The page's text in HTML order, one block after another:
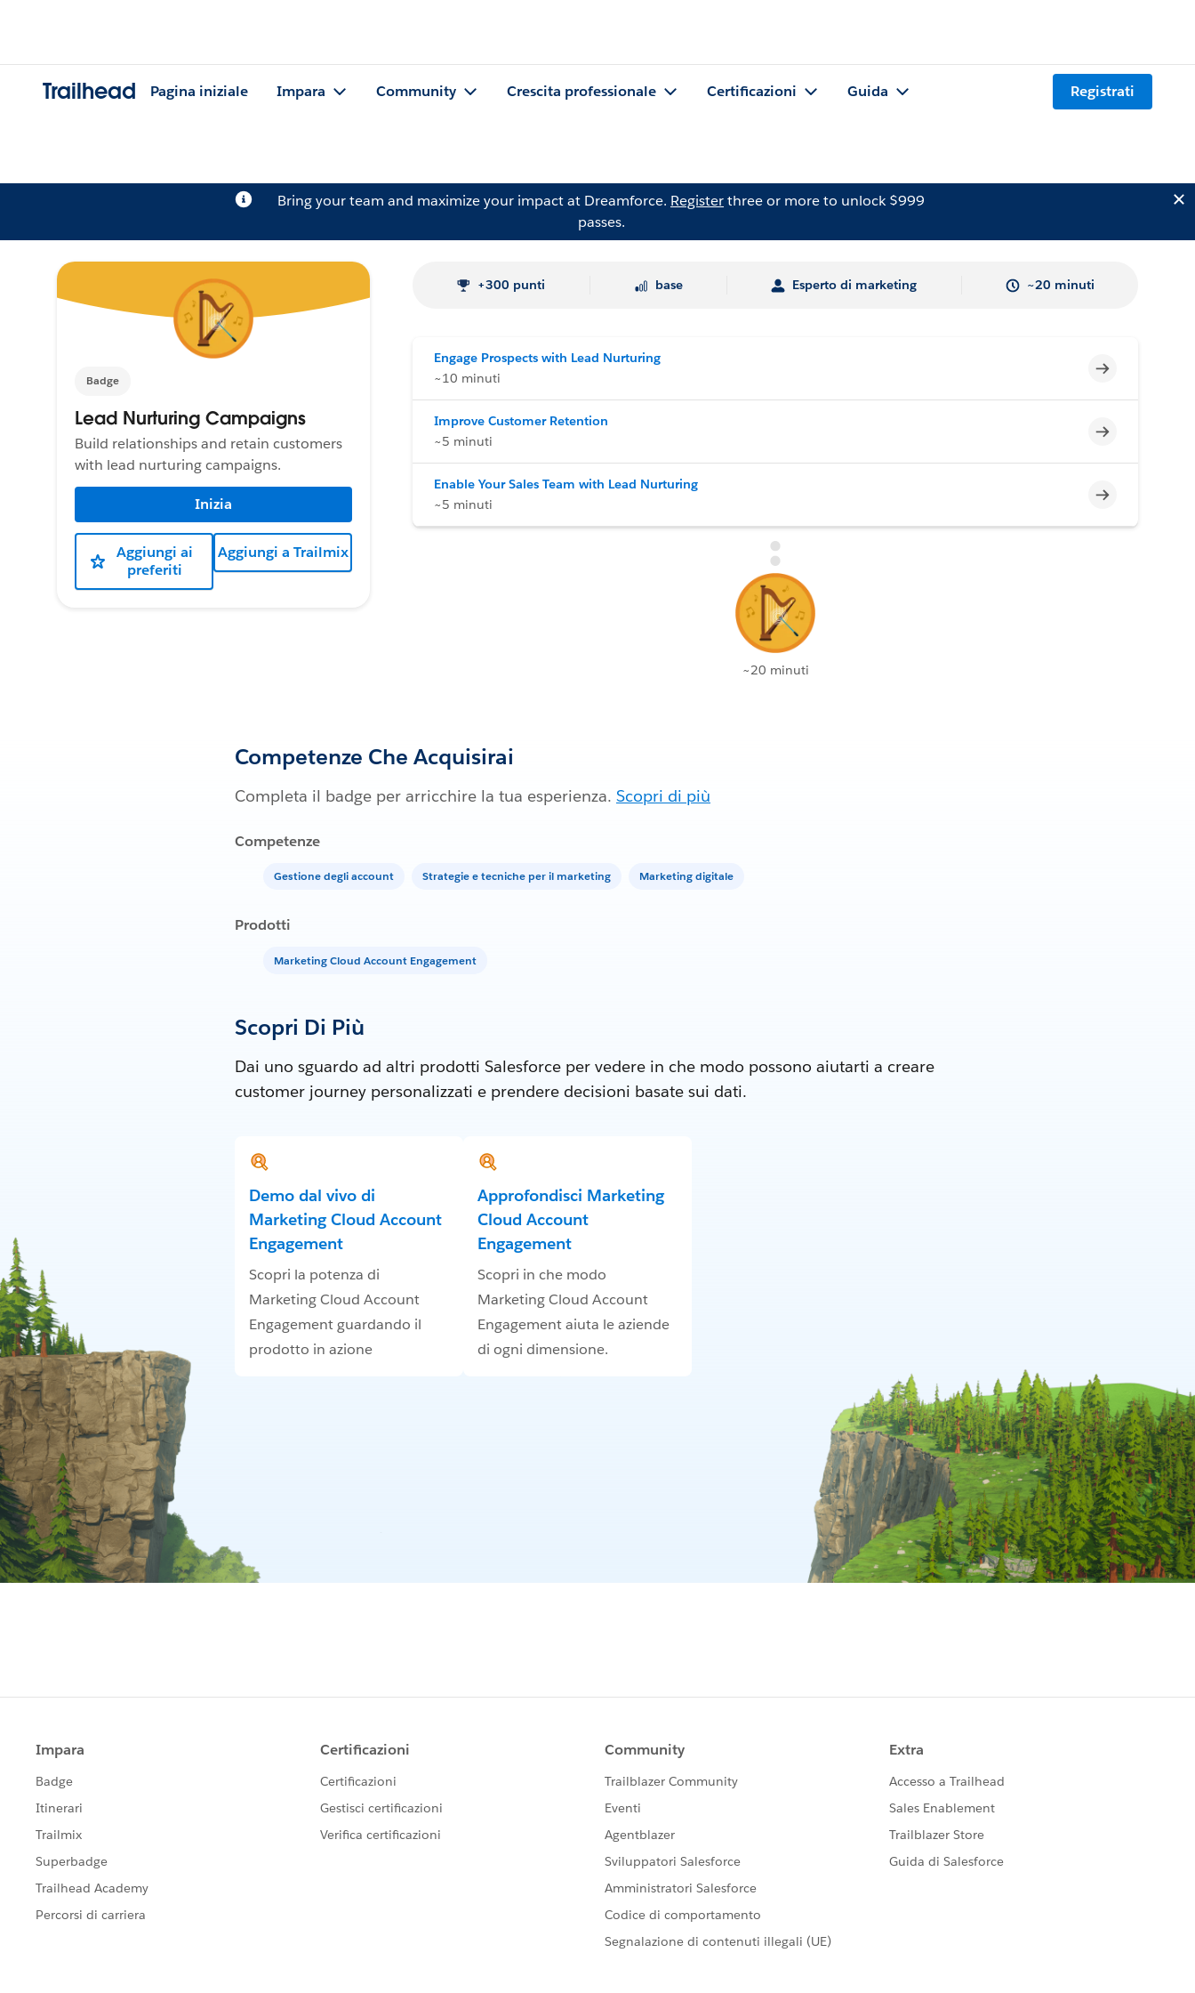
Trailhead Pagina iniziale Impara Community Crescita professionale Certificazioni Guida Registrati
Bring your team and maximize your impact at Dreamforce. Registerthree or more to unlock $999
passes.
Badge
Lead Nurturing Campaigns
Build relationships and retain customers
with lead nurturing campaigns.
Inizia
Aggiungi ai
preferiti
Aggiungi a Trailmix
+300 punti base Esperto di marketing ~20 minuti
Engage Prospects with Lead Nurturing
~10 minuti
Incompleto
Improve Customer Retention
~5 minuti
Incompleto
Enable Your Sales Team with Lead Nurturing
~5 minuti
Incompleto
~20 minuti
Competenze Che Acquisirai
Completa il badge per arricchire la tua esperienza. Scopri di più
Competenze
Gestione degli account Strategie e tecniche per il marketing Marketing digitale
Prodotti
Marketing Cloud Account Engagement
Scopri Di Più
Dai uno sguardo ad altri prodotti Salesforce per vedere in che modo possono aiutarti a creare
customer journey personalizzati e prendere decisioni basate sui dati.
Demo dal vivo di
Marketing Cloud Account
Engagement
Scopri la potenza di
Marketing Cloud Account
Engagement guardando il
prodotto in azione
Approfondisci Marketing
Cloud Account
Engagement
Scopri in che modo
Marketing Cloud Account
Engagement aiuta le aziende
di ogni dimensione.